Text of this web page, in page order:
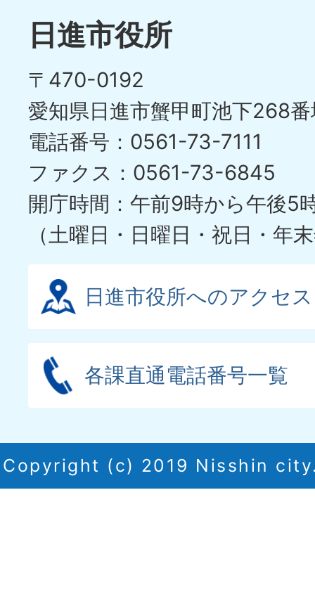
日進市役所
〒470-0192
愛知県日進市蟹甲町池下268
電話番号：0561-73-7111
ファクス：0561-73-6845
開庁時間：午前9時から午後5
（土曜日・日曜日・祝日・年
日進市役所へのアクセス
各課直通電話番号一覧
Copyright (c) 2019 Nisshin